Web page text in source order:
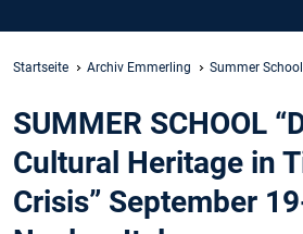
Startseite Archiv Emmerling Summer
SUMMER SCHOOL
Cultural Heritage in
Crisis” September